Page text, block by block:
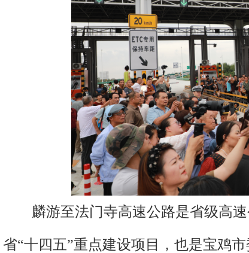
麟游至法门寺高速公路是省级高
省“十四五”重点建设项目，也是宝鸡